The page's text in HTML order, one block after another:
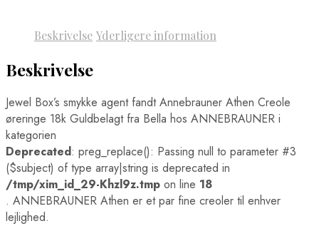
Beskrivelse Yderligere information
Beskrivelse
Jewel Box’s smykke agent fandt Annebrauner Athen Creole
øreringe 18k Guldbelagt fra Bella hos ANNEBRAUNER i
kategorien
Deprecated: preg_replace(): Passing null to parameter #3
($subject) of type array|string is deprecated in
/tmp/xim_id_29-Khzl9z.tmp on line 18
. ANNEBRAUNER Athen er et par fine creoler til enhver
lejlighed.